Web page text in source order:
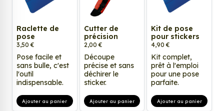
Raclette de
pose
3,50 €
Pose facile et
sans bulle, c'est
l'outil
indispensable.
Ajouter au panier
Cutter de
précision
2,00 €
Découpe
précise et sans
déchirer le
sticker.
Ajouter au panier
Kit de pose
pour stickers
4,90 €
Kit complet,
prêt à l'emploi
pour une pose
parfaite.
Ajouter au panier